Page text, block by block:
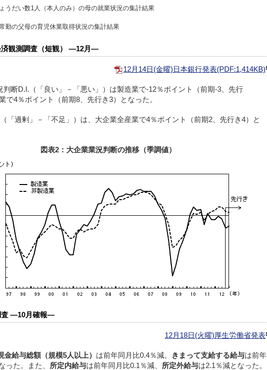
うだい数1人（本人のみ）の母の就業状況の集計結果
勤の父母の育児休業取得状況の集計結果
済観測調査（短観） ―12月―
12月14日(金曜)日本銀行発表(PDF:1,414KB)
判断D.I.（「良い」－「悪い」）は製造業で-12％ポイント（前期-3、先行
で4％ポイント（前期8、先行き3）となった。
「過剰」－「不足」）は、大企業全産業で4％ポイント（前期2、先行き4）と
図表2：大企業業況判断の推移（季調値）
査 ―10月確報―
12月18日(火曜)厚生労働省発表
金給与総額（規模5人以上） は前年同月比0.4％減。 きまって支給する給与は前年
った。また、 所定内給与は前年同月比0.1％減、 所定外給与は2.1％減となった。